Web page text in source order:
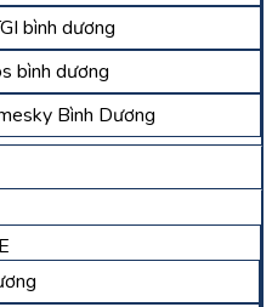
bình dương
bình dương
Bình Dương